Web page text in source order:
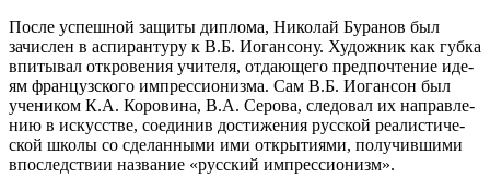
После успеш­ной защи­ты дипло­ма, Николай Буранов был
зачис­лен в аспи­ран­ту­ру к В.Б. Иогансону. Художник как губ­ка
впи­ты­вал откро­ве­ния учи­те­ля, отда­ю­ще­го пред­по­чте­ние иде­
ям фран­цуз­ско­го импрес­си­о­низ­ма. Сам В.Б. Иогансон был
уче­ни­ком К.А. Коровина, В.А. Серова, сле­до­вал их направ­ле­
нию в искус­стве, соеди­нив дости­же­ния рус­ской реа­ли­сти­че­
ской шко­лы со сде­лан­ны­ми ими откры­ти­я­ми, полу­чив­ши­ми
впо­след­ствии назва­ние «рус­ский импрессионизм».